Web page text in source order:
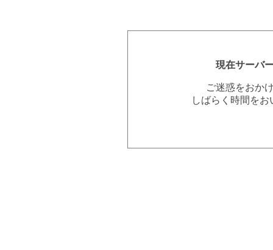
現在サーバ
ご迷惑をおか
しばらく時間を